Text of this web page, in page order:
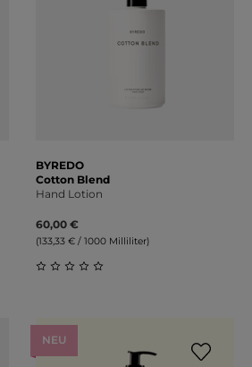
BYREDO
Cotton Blend
Hand Lotion
60,00 €
(133,33 € / 1000 Milliliter)
NEU